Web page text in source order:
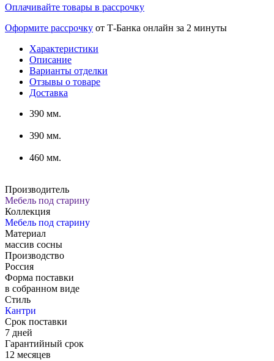
Оплачивайте товары в рассрочку
Оформите рассрочку от Т-Банка онлайн за 2 минуты
Характеристики
Описание
Варианты отделки
Отзывы о товаре
Доставка
390 мм.
390 мм.
460 мм.
Производитель
Мебель под старину
Коллекция
Мебель под старину
Материал
массив сосны
Производство
Россия
Форма поставки
в собранном виде
Стиль
Кантри
Срок поставки
7 дней
Гарантийный срок
12 месяцев